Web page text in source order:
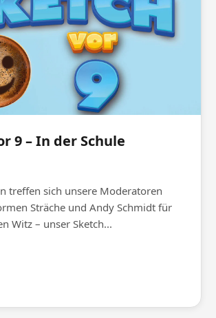
9 – In der Schule
treffen sich unsere Moderatoren
Sträche und Andy Schmidt für
Witz – unser Sketch...